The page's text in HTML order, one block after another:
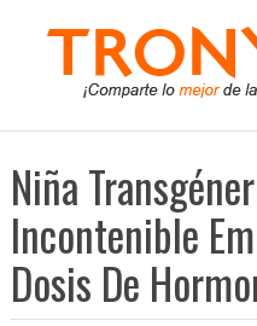
Niña
Incontenible
Dosis De